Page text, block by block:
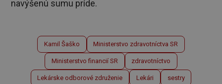
navýšenú sumu príde.
Kamil Šaško Ministerstvo zdravotníctva SR
Ministerstvo financií SR zdravotníctvo
Lekárske odborové združenie Lekári sestry